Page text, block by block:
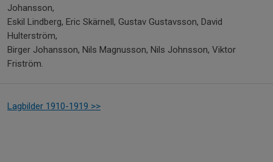
Johansson,
Eskil Lindberg, Eric Skärnell, Gustav Gustavsson, David
Hulterström,
Birger Johansson, Nils Magnusson, Nils Johnsson, Viktor
Friström.
Lagbilder 1910-1919 >>